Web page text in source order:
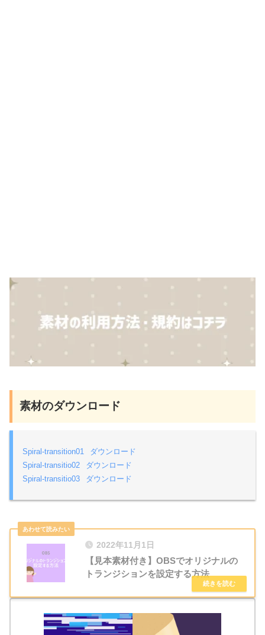
素材のダウンロード
Spiral-transition01
ダウンロード
Spiral-transitio02
ダウンロード
Spiral-transitio03
ダウンロード
2022年11月1日
【見本素材付き】OBSでオリジナルの
トランジションを設定する方法